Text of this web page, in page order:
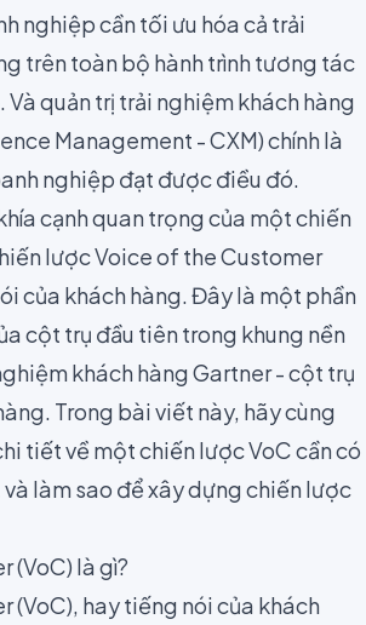
nghiệp cần tối ưu hóa cả trải
trên toàn bộ hành trình tương tác
quản trị trải nghiệm khách hàng
Management - CXM) chính là
nghiệp đạt được điều đó.
cạnh quan trọng của một chiến
lược Voice of the Customer
của khách hàng. Đây là một phần
cột trụ đầu tiên trong khung nền
khách hàng Gartner- cột trụ
Trong bài viết này, hãy cùng
tiết về một chiến lược VoC cần có
làm sao để xây dựng chiến lược
(VoC) là gì?
(VoC), hay tiếng nói của khách